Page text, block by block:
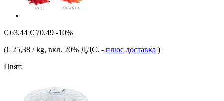
€ 63,44 € 70,49 -10%
(€ 25,38 / kg, вкл. 20% ДДС. - плюс доставка )
Цвят: